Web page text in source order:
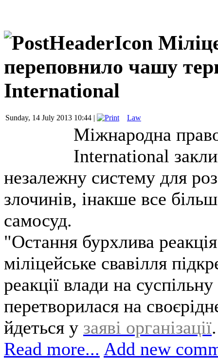
переповнило чашу
International
Sunday, 14 July 2013 10:44 | Law
Міжнародна
International
незалежну систему для
злочинів, інакше все
самосуд.
"Остання бурхлива
міліцейське свавілля
реакції влади на
перетворилася на
йдеться у заяві організації.
Read more... Add new